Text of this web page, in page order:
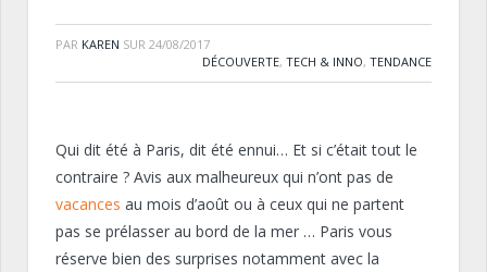
PAR KAREN SUR 24/08/2017
DÉCOUVERTE, TECH & INNO, TENDANCE
Qui dit été à Paris, dit été ennui… Et si c’était tout le
contraire ? Avis aux malheureux qui n’ont pas de
vacances au mois d’août ou à ceux qui ne partent
pas se prélasser au bord de la mer … Paris vous
réserve bien des surprises notamment avec la